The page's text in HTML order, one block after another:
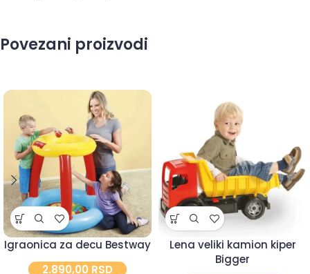
Povezani proizvodi
Igraonica za decu Bestway
2.890,00 RSD
Lena veliki kamion kiper
Bigger